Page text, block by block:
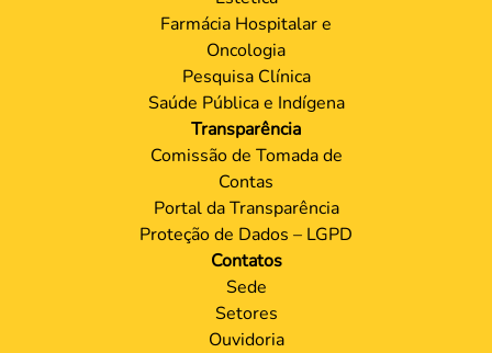
Farmácia Hospitalar e
Oncologia
Pesquisa Clínica
Saúde Pública e Indígena
Transparência
Comissão de Tomada de
Contas
Portal da Transparência
Proteção de Dados – LGPD
Contatos
Sede
Setores
Ouvidoria